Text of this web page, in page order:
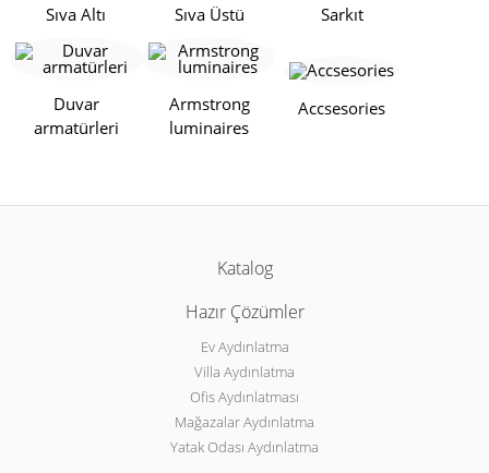
Sıva Altı Sıva Üstü Sarkıt
Duvar
armatürleri
Armstrong
luminaires
Accsesories
Katalog
Hazır Çözümler
Ev Aydınlatma
Villa Aydınlatma
Ofis Aydınlatması
Mağazalar Aydınlatma
Yatak Odası Aydınlatma